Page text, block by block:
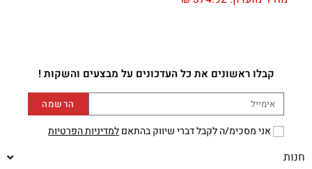
קבלו ראשונים את כל העדכונים על מבצעים והשקות !
אני מסכימ/ה לקבל דברי שיווק בהתאםלמדיניות הפרטיות
הרשמה
חנות